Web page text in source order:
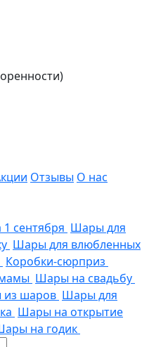
Отзывы О нас
сентября Шары для
Шары для влюбленных
Коробки-сюрприз
Шары на свадьбу
из шаров Шары для
Шары на открытие
на годик